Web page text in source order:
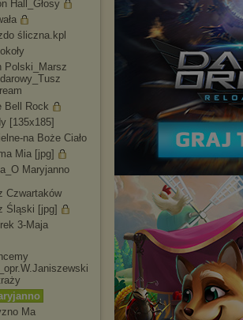
Hall_Głosy
śliczna.kpl
Polski_Marsz
sz
Bell Rock
[135x185]
na Boże Ciało
Mia [jpg]
Maryjanno
Czwartaków
Śląski [jpg]
3-Maja
iszewski
Ma